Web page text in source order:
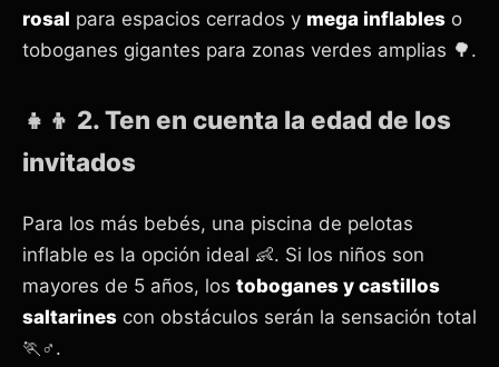
rosal para espacios cerrados y mega inflables o
toboganes gigantes para zonas verdes amplias 🌳.
👧👦 2. Ten en cuenta la edad de los
invitados
Para los más bebés, una piscina de pelotas
inflable es la opción ideal 👶. Si los niños son
mayores de 5 años, los toboganes y castillos
saltarines con obstáculos serán la sensación total
🏃♂️.